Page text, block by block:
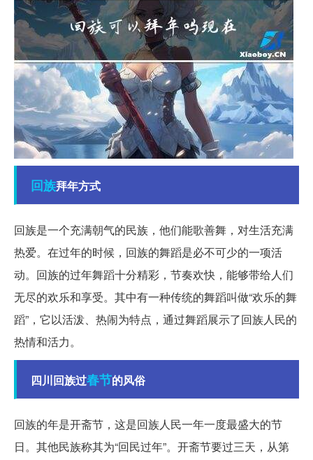
回族拜年方式
回族是一个充满朝气的民族，他们能歌善舞，对生活充满
热爱。在过年的时候，回族的舞蹈是必不可少的一项活
动。回族的过年舞蹈十分精彩，节奏欢快，能够带给人们
无尽的欢乐和享受。其中有一种传统的舞蹈叫做“欢乐的舞
蹈”，它以活泼、热闹为特点，通过舞蹈展示了回族人民的
热情和活力。
四川回族过春节的风俗
回族的年是开斋节，这是回族人民一年一度最盛大的节
日。其他民族称其为“回民过年”。开斋节要过三天，从第